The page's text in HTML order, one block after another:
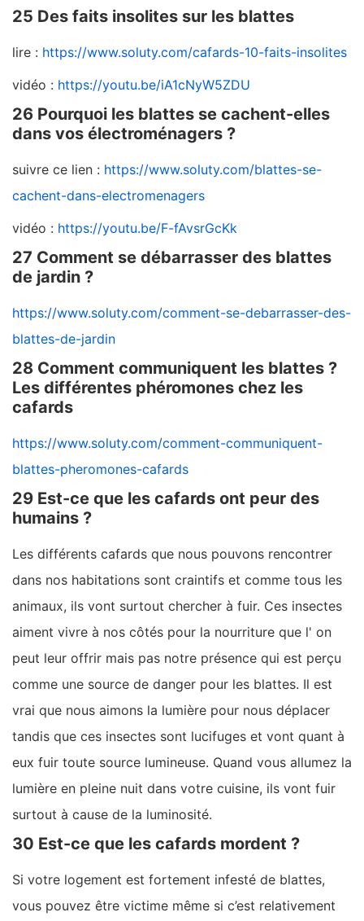
25 Des faits insolites sur les blattes
lire : https://www.soluty.com/cafards-10-faits-insolites
vidéo : https://youtu.be/iA1cNyW5ZDU
26 Pourquoi les blattes se cachent-elles
dans vos électroménagers ?
suivre ce lien : https://www.soluty.com/blattes-se-
cachent-dans-electromenagers
vidéo : https://youtu.be/F-fAvsrGcKk
27 Comment se débarrasser des blattes
de jardin ?
https://www.soluty.com/comment-se-debarrasser-des-
blattes-de-jardin
28 Comment communiquent les blattes ?
Les différentes phéromones chez les
cafards
https://www.soluty.com/comment-communiquent-
blattes-pheromones-cafards
29 Est-ce que les cafards ont peur des
humains ?
Les différents cafards que nous pouvons rencontrer
dans nos habitations sont craintifs et comme tous les
animaux, ils vont surtout chercher à fuir. Ces insectes
aiment vivre à nos côtés pour la nourriture que l' on
peut leur offrir mais pas notre présence qui est perçu
comme une source de danger pour les blattes. Il est
vrai que nous aimons la lumière pour nous déplacer
tandis que ces insectes sont lucifuges et vont quant à
eux fuir toute source lumineuse. Quand vous allumez la
lumière en pleine nuit dans votre cuisine, ils vont fuir
surtout à cause de la luminosité.
30 Est-ce que les cafards mordent ?
Si votre logement est fortement infesté de blattes,
vous pouvez être victime même si c’est relativement